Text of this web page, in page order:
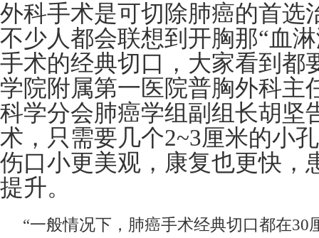
外科手术是可切除肺癌的首选
不少人都会联想到开胸那“血
手术的经典切口，大家看到都
学院附属第一医院普胸外科主
科学分会肺癌学组副组长胡坚
术，只需要几个2~3厘米的小
伤口小更美观，康复也更快，
提升。
“一般情况下，肺癌手术经典切口都在30